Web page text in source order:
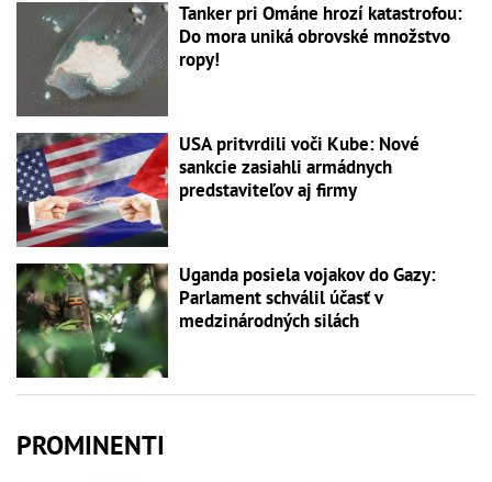
Tanker pri Ománe hrozí katastrofou:
Do mora uniká obrovské množstvo
ropy!
USA pritvrdili voči Kube: Nové
sankcie zasiahli armádnych
predstaviteľov aj firmy
Uganda posiela vojakov do Gazy:
Parlament schválil účasť v
medzinárodných silách
PROMINENTI